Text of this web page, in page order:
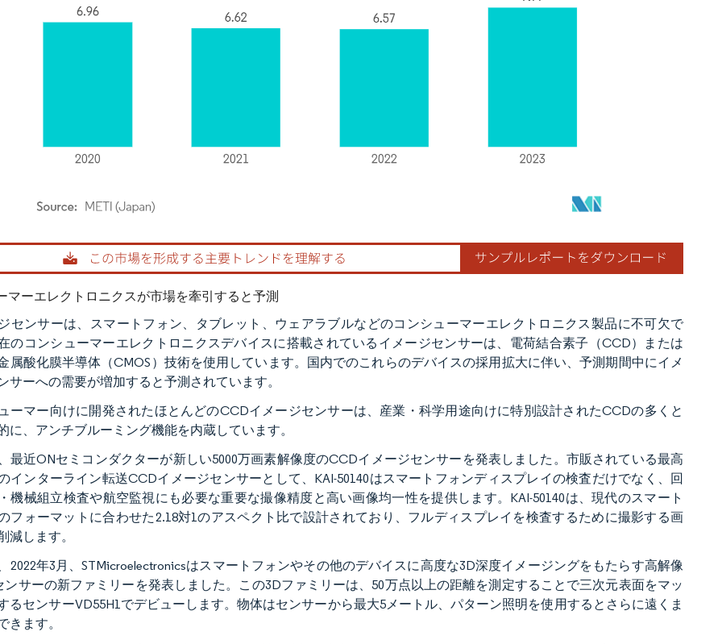
Intelligence。再利用にはCC BY 4.0の表示が必要です。
マーエレクトロニクスが市場を牽引すると予測
センサーは、スマートフォン、タブレット、ウェアラブルなどのコンシューマーエレクトロニクス製品に不可欠で
のコンシューマーエレクトロニクスデバイスに搭載されているイメージセンサーは、電荷結合素子（CCD）または
属酸化膜半導体（CMOS）技術を使用しています。国内でのこれらのデバイスの採用拡大に伴い、予測期間中にイメ
サーへの需要が増加すると予測されています。
ーマー向けに開発されたほとんどのCCDイメージセンサーは、産業・科学用途向けに特別設計されたCCDの多くと
に、アンチブルーミング機能を内蔵しています。
最近ONセミコンダクターが新しい5000万画素解像度のCCDイメージセンサーを発表しました。市販されている最高
インターライン転送CCDイメージセンサーとして、KAI-50140はスマートフォンディスプレイの検査だけでなく、回
機械組立検査や航空監視にも必要な重要な撮像精度と高い画像均一性を提供します。KAI-50140は、現代のスマート
フォーマットに合わせた2.18対1のアスペクト比で設計されており、フルディスプレイを検査するために撮影する画
減します。
2022年3月、STMicroelectronicsはスマートフォンやその他のデバイスに高度な3D深度イメージングをもたらす高解像
ンサーの新ファミリーを発表しました。この3Dファミリーは、50万点以上の距離を測定することで三次元表面をマッ
るセンサーVD55H1でデビューします。物体はセンサーから最大5メートル、パターン照明を使用するとさらに遠くま
きます。